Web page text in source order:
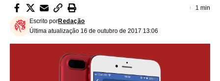
Última atualização 16 de outubro de 2017 13:06
Escrito porRedação
1 min